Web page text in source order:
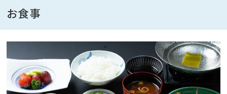
『秀峰会席』
■場所／レストラン豊旬
※夕食の開始時間は①１８：００〜、②１９：００〜の２部
制です。
予約時にご希望の開始時間をご記入ください。
お食事